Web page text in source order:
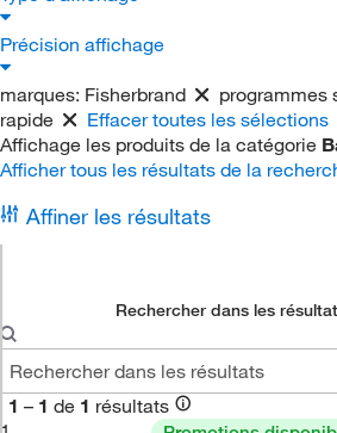
Précision affichage
marques: Fisherbrand programmes
rapide
Effacer toutes les sélections
Affichage les produits de la catégorie
Afficher tous les résultats de la
Affiner les résultats
Rechercher dans les
1 – 1 de 1 résultats